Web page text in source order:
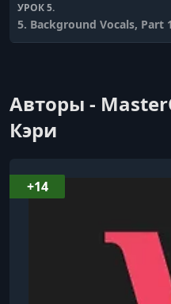
УРОК 5.
5. Background Vocals, Part 1
УРОК 7.
7. Instrumentation and
8. Taking Care of Your Voice
Авторы -
Кэри
+14